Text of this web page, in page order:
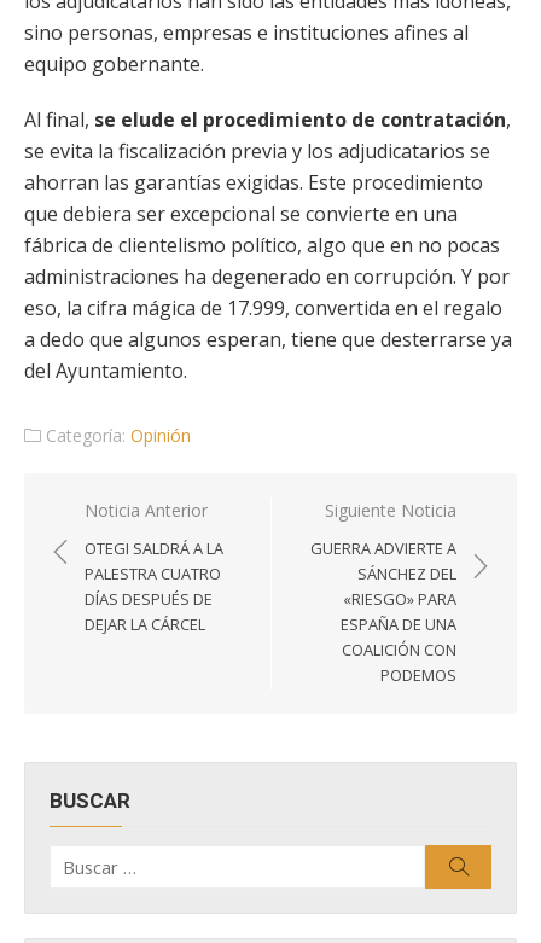
sino personas, empresas e instituciones afines al
equipo gobernante.
Al final, se elude el procedimiento de contratación,
se evita la fiscalización previa y los adjudicatarios se
ahorran las garantías exigidas. Este procedimiento
que debiera ser excepcional se convierte en una
fábrica de clientelismo político, algo que en no pocas
administraciones ha degenerado en corrupción. Y por
eso, la cifra mágica de 17.999, convertida en el regalo
a dedo que algunos esperan, tiene que desterrarse ya
del Ayuntamiento.
Categoría: Opinión
Navegación
de
entradas
Noticia Anterior
OTEGI SALDRÁ A LA
PALESTRA CUATRO
DÍAS DESPUÉS DE
DEJAR LA CÁRCEL
Siguiente Noticia
GUERRA ADVIERTE A
SÁNCHEZ DEL
«RIESGO» PARA
ESPAÑA DE UNA
COALICIÓN CON
PODEMOS
BUSCAR
por: